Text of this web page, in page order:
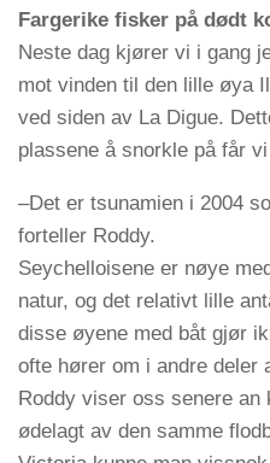
Fargerike fisker på dødt
Neste dag kjører vi i gang
mot vinden til den lille øya
ved siden av La Digue.
plassene å snorkle på får
–Det er tsunamien i 2004
forteller Roddy.
Seychelloisene er nøye
natur, og det relativt lille
disse øyene med båt gjør
ofte hører om i andre deler
Roddy viser oss senere
ødelagt av den samme